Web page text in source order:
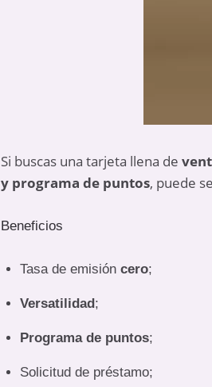
Si buscas una tarjeta llena de
y programa de puntos, puede
Beneficios
Tasa de emisión cero;
Versatilidad ;
Programa de puntos;
Solicitud de préstamo;